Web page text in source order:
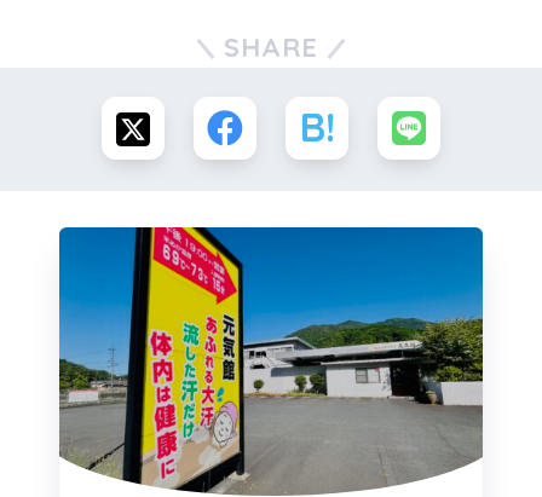
SHARE